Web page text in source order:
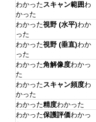
わかったスキャン範囲わ
かった
わかった視野 (水平)わか
った
わかった視野 (垂直)わか
った
わかった角解像度わかっ
た
わかったスキャン頻度わ
かった
わかった精度わかった
わかった保護評価わかっ